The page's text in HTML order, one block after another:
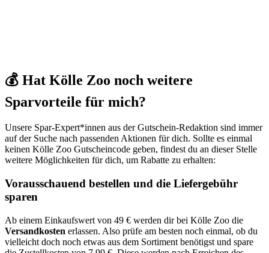
💰 Hat Kölle Zoo noch weitere
Sparvorteile für mich?
Unsere Spar-Expert*innen aus der Gutschein-Redaktion sind immer
auf der Suche nach passenden Aktionen für dich. Sollte es einmal
keinen Kölle Zoo Gutscheincode geben, findest du an dieser Stelle
weitere Möglichkeiten für dich, um Rabatte zu erhalten:
Vorausschauend bestellen und die Liefergebühr
sparen
Ab einem Einkaufswert von 49 € werden dir bei Kölle Zoo die
Versandkosten erlassen. Also prüfe am besten noch einmal, ob du
vielleicht doch noch etwas aus dem Sortiment benötigst und spare